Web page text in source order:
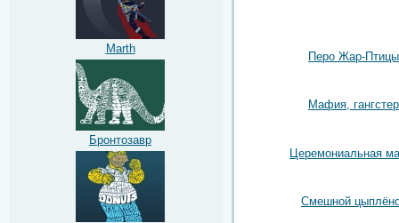
Marth
Бронтозавр
Перо Жар-Птицы
Мафия, гангстер
Церемониальная
Смешной